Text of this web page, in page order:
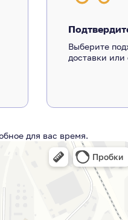
Выберите
доставки или
для вас время.